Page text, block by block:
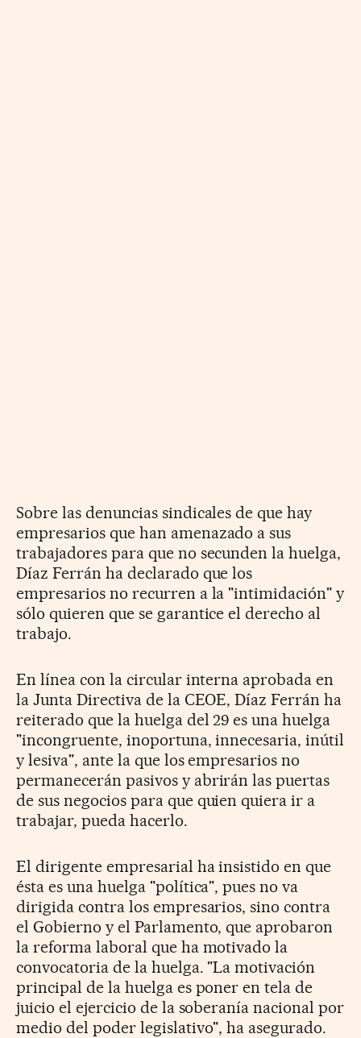
Sobre las denuncias sindicales de que hay
empresarios que han amenazado a sus
trabajadores para que no secunden la huelga,
Díaz Ferrán ha declarado que los
empresarios no recurren a la "intimidación" y
sólo quieren que se garantice el derecho al
trabajo.
En línea con la circular interna aprobada en
la Junta Directiva de la CEOE, Díaz Ferrán ha
reiterado que la huelga del 29 es una huelga
"incongruente, inoportuna, innecesaria, inútil
y lesiva", ante la que los empresarios no
permanecerán pasivos y abrirán las puertas
de sus negocios para que quien quiera ir a
trabajar, pueda hacerlo.
El dirigente empresarial ha insistido en que
ésta es una huelga "política", pues no va
dirigida contra los empresarios, sino contra
el Gobierno y el Parlamento, que aprobaron
la reforma laboral que ha motivado la
convocatoria de la huelga. "La motivación
principal de la huelga es poner en tela de
juicio el ejercicio de la soberanía nacional por
medio del poder legislativo", ha asegurado.